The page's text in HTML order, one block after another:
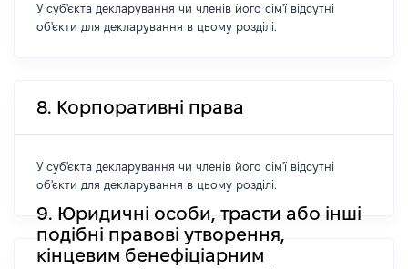
У суб'єкта декларування чи членів його сім'ї відсутні
об'єкти для декларування в цьому розділі.
8. Корпоративні права
У суб'єкта декларування чи членів його сім'ї відсутні
об'єкти для декларування в цьому розділі.
9. Юридичні особи, трасти або інші
подібні правові утворення,
кінцевим бенефіціарним